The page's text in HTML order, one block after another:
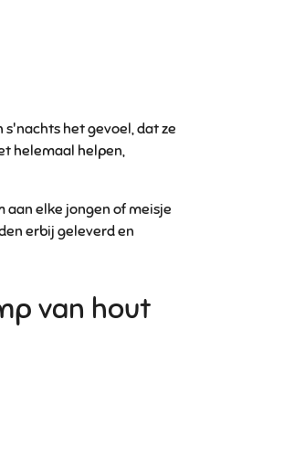
het gevoel, dat ze
helemaal helpen,
aan elke jongen of meisje
erbij geleverd en
van hout